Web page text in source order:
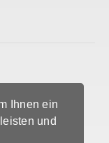
Ihnen ein
und